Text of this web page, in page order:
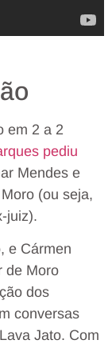
em 2 a 2
pediu
Mendes e
(ou seja,
juiz).
e Cármen
de Moro
dos
conversas
Jato. Com